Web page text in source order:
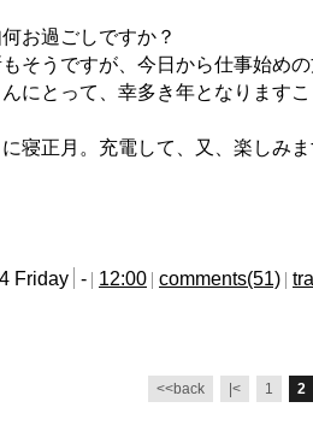
お過ごしですか？
そうですが、今日から仕事始め
にとって、幸多き年となります
寝正月。充電して、又、楽しみ
Friday - 12:00 comments(51)
<<back |< 1 2